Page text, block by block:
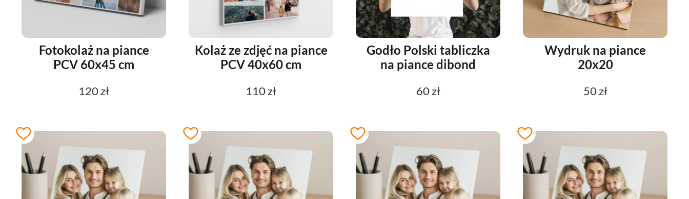
Fotokolaż na piance
PCV 60x45 cm
120 zł
Kolaż ze zdjęć na piance
PCV 40x60 cm
110 zł
Godło Polski tabliczka
na piance dibond
60 zł
Wydruk na piance
20x20
50 zł